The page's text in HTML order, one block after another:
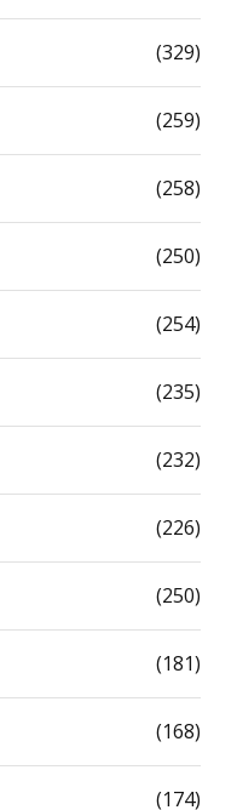
(329)
(259)
(258)
(250)
(254)
(235)
(232)
(226)
(250)
(181)
(168)
(174)